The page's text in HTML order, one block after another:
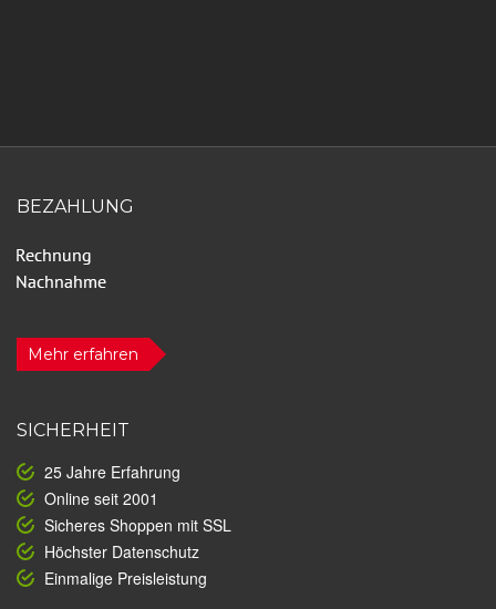
BEZAHLUNG
Mehr erfahren
SICHERHEIT
25 Jahre Erfahrung
Online seit 2001
Sicheres Shoppen mit SSL
Höchster Datenschutz
Einmalige Preisleistung